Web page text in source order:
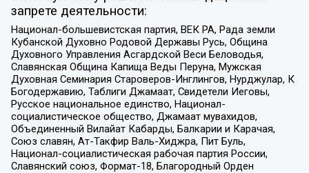
запрете деятельности:
Национал-большевистская партия, ВЕК РА, Рада земли
Кубанской Духовно Родовой Державы Русь, Община
Духовного Управления Асгардской Веси Беловодья,
Славянская Община Капища Веды Перуна, Мужская
Духовная Семинария Староверов-Инглингов, Нурджулар, К
Богодержавию, Таблиги Джамаат, Свидетели Иеговы,
Русское национальное единство, Национал-
социалистическое общество, Джамаат мувахидов,
Объединенный Вилайат Кабарды, Балкарии и Карачая,
Союз славян, Ат-Такфир Валь-Хиджра, Пит Буль,
Национал-социалистическая рабочая партия России,
Славянский союз, Формат-18, Благородный Орден